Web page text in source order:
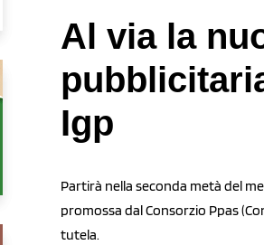
Al via la
Igp
Partirà nella seconda metà del
promossa dal Consorzio Ppas
tutela.